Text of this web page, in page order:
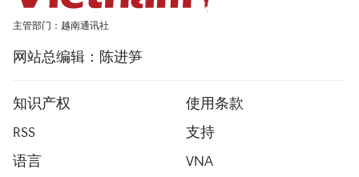
主管部门：越南通讯社
网站总编辑：陈进笋
知识产权
使用条款
RSS
支持
语言
VNA